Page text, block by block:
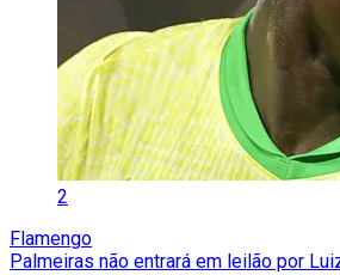
2
Flamengo
Palmeiras não entrará em leilão por